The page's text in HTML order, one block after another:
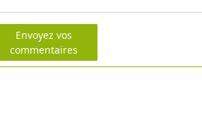
Envoyez vos
commentaires